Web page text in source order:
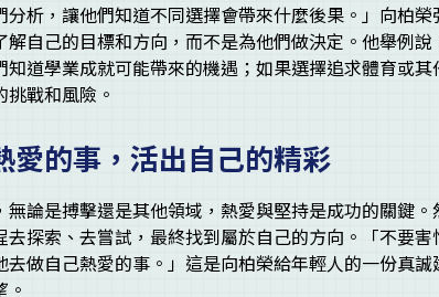
分析，讓他們知道不同選擇會帶來什麼後果。」向柏
解自己的目標和方向，而不是為他們做決定。他舉例
知道學業成就可能帶來的機遇；如果選擇追求體育或其
戰和風險。
愛的事，活出自己的精彩
無論是搏擊還是其他領域，熱愛與堅持是成功的關鍵。
去探索、去嘗試，最終找到屬於自己的方向。「不要
做自己熱愛的事。」這是向柏榮給年輕人的一份真誠